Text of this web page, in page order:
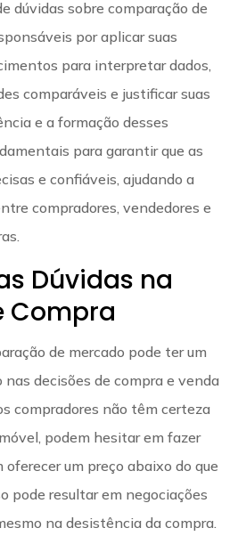
dúvidas sobre comparação de
por aplicar suas
para interpretar dados,
comparáveis e justificar suas
e a formação desses
para garantir que as
e confiáveis, ajudando a
compradores, vendedores e
Dúvidas na
Compra
de mercado pode ter um
decisões de compra e venda
compradores não têm certeza
podem hesitar em fazer
um preço abaixo do que
pode resultar em negociações
na desistência da compra.